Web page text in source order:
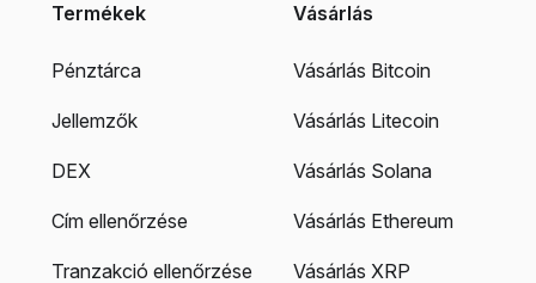
Termékek
Pénztárca
Jellemzők
DEX
Cím ellenőrzése
Tranzakció ellenőrzése
Vásárlás
Vásárlás Bitcoin
Vásárlás Litecoin
Vásárlás Solana
Vásárlás Ethereum
Vásárlás XRP